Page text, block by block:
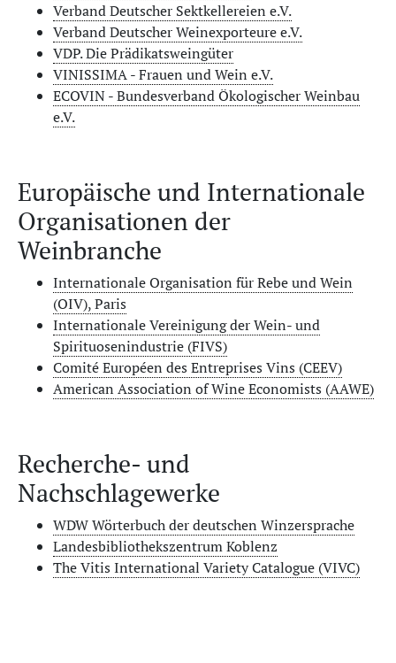
Verband Deutscher Sektkellereien e.V.
Verband Deutscher Weinexporteure e.V.
VDP. Die Prädikatsweingüter
VINISSIMA - Frauen und Wein e.V.
ECOVIN - Bundesverband Ökologischer Weinbau
e.V.
Europäische und Internationale
Organisationen der
Weinbranche
Internationale Organisation für Rebe und Wein
(OIV), Paris
Internationale Vereinigung der Wein- und
Spirituosenindustrie (FIVS)
Comité Européen des Entreprises Vins (CEEV)
American Association of Wine Economists (AAWE)
Recherche- und
Nachschlagewerke
WDW Wörterbuch der deutschen Winzersprache
Landesbibliothekszentrum Koblenz
The Vitis International Variety Catalogue (VIVC)